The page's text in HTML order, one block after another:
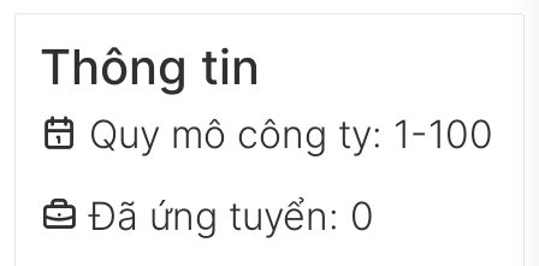
Thông tin
Quy mô công ty: 1-100
Đã ứng tuyển: 0